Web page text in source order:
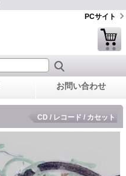
PCサイト
お問い合わせ
CD / レコード / カセット